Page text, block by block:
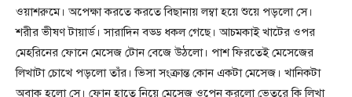
ওয়াশরুমে। অপেক্ষা করতে করতে বিছানায় লম্বা হয়ে শুয়ে পড়লো সে।
শরীর ভীষণ টায়ার্ড। সারাদিন বড্ড ধকল গেছে। আচমকাই খাটের ওপর
মেহরিনের ফোনে মেসেজ টোন বেজে উঠলো। পাশ ফিরতেই মেসেজের
লিখাটা চোখে পড়লো তাঁর। ভিসা সংক্রান্ত কোন একটা মেসেজ। খানিকটা
অবাক হলো সে। ফোন হাতে নিয়ে মেসেজ ওপেন করলো ভেতরে কি লিখা